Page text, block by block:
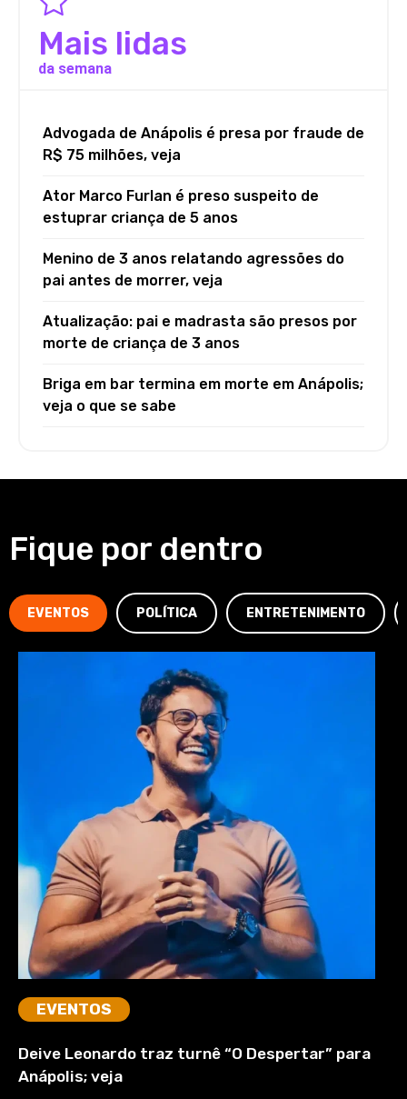
Mais lidas
da semana
Advogada de Anápolis é presa por fraude de
R$ 75 milhões, veja
Ator Marco Furlan é preso suspeito de
estuprar criança de 5 anos
Menino de 3 anos relatando agressões do
pai antes de morrer, veja
Atualização: pai e madrasta são presos por
morte de criança de 3 anos
Briga em bar termina em morte em Anápolis;
veja o que se sabe
Fique por dentro
EVENTOS POLÍTICA ENTRETENIMENTO
EVENTOS
Deive Leonardo traz turnê “O Despertar” para
Anápolis; veja